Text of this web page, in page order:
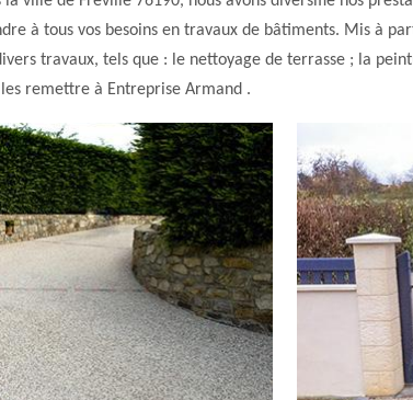
à tous vos besoins en travaux de bâtiments. Mis à
travaux, tels que : le nettoyage de terrasse ; la
remettre à Entreprise Armand .